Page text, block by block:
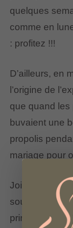
quelques
comme en
: profitez !!!
D’ailleurs, en
l’origine de
que quand les
buvaient une
propolis
mariage pour
Joie et
souhaiter à
principaux